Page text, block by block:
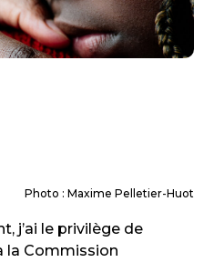
Photo : Maxime Pelletier-Huot
j’ai le privilège de
la Commission